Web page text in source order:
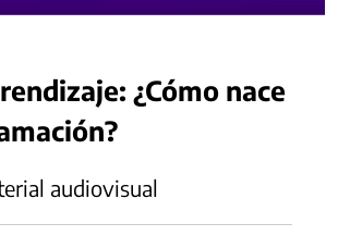
¿Cómo nace
audiovisual